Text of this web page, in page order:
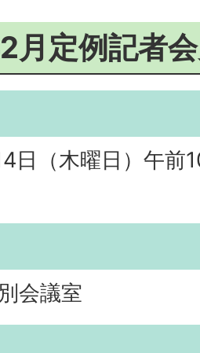
月定例記者
日（木曜日）午前
会議室